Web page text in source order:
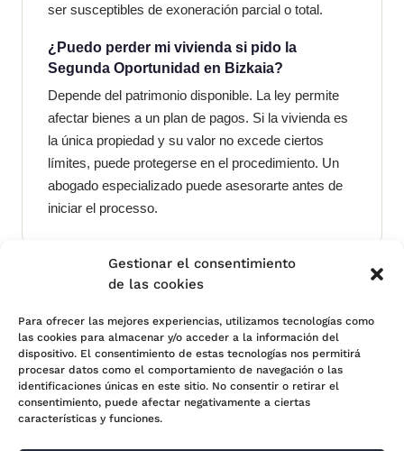
Gestionar el consentimiento
de las cookies
Para ofrecer las mejores experiencias, utilizamos tecnologías como
las cookies para almacenar y/o acceder a la información del
dispositivo. El consentimiento de estas tecnologías nos permitirá
procesar datos como el comportamiento de navegación o las
identificaciones únicas en este sitio. No consentir o retirar el
consentimiento, puede afectar negativamente a ciertas
características y funciones.
ser susceptibles de exoneración parcial o total.
¿Puedo perder mi vivienda si pido la
Segunda Oportunidad en Bizkaia?
Depende del patrimonio disponible. La ley permite
afectar bienes a un plan de pagos. Si la vivienda es
la única propiedad y su valor no excede ciertos
límites, puede protegerse en el procedimiento. Un
abogado especializado puede asesorarte antes de
iniciar el processo.
Ver landing principal de Bilbao
WhatsApp · Consulta gratuita